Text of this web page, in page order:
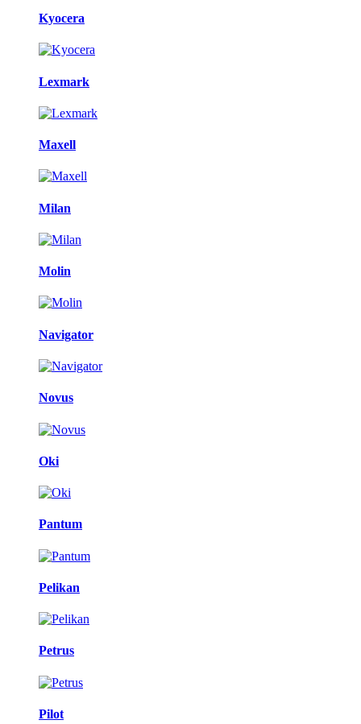
Kyocera
Lexmark
Maxell
Milan
Molin
Navigator
Novus
Oki
Pantum
Pelikan
Petrus
Pilot